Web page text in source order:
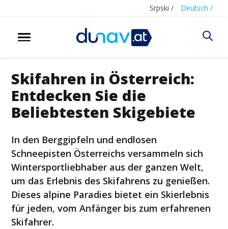
Srpski / Deutsch /
Skifahren in Österreich:
Entdecken Sie die
Beliebtesten Skigebiete
In den Berggipfeln und endlosen
Schneepisten Österreichs versammeln sich
Wintersportliebhaber aus der ganzen Welt,
um das Erlebnis des Skifahrens zu genießen.
Dieses alpine Paradies bietet ein Skierlebnis
für jeden, vom Anfänger bis zum erfahrenen
Skifahrer.